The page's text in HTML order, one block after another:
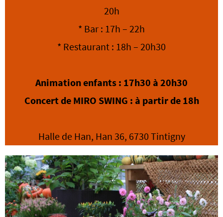
20h
* Bar : 17h – 22h
* Restaurant : 18h – 20h30
Animation enfants : 17h30 à 20h30
Concert de MIRO SWING : à partir de 18h
Halle de Han, Han 36, 6730 Tintigny